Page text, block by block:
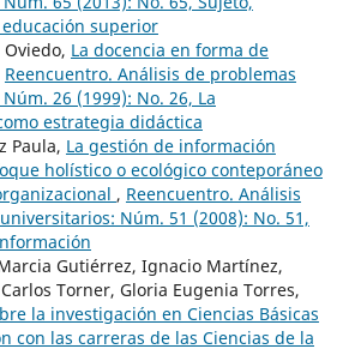
superior
La docencia en forma de
Reencuentro. Análisis de problemas
26 (1999): No. 26, La
estrategia didáctica
Paula, La gestión de información
holístico o ecológico conteporáneo
, Reencuentro. Análisis
Núm. 51 (2008): No. 51,
Gutiérrez, Ignacio Martínez,
Torner, Gloria Eugenia Torres,
la investigación en Ciencias Básicas
con las carreras de las Ciencias de la